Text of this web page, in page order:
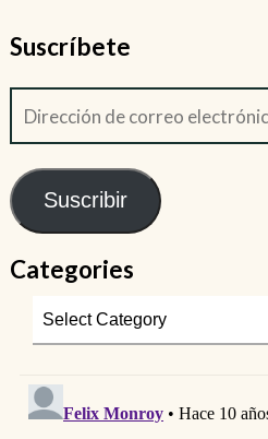
Suscríbete
Suscribir
Categories